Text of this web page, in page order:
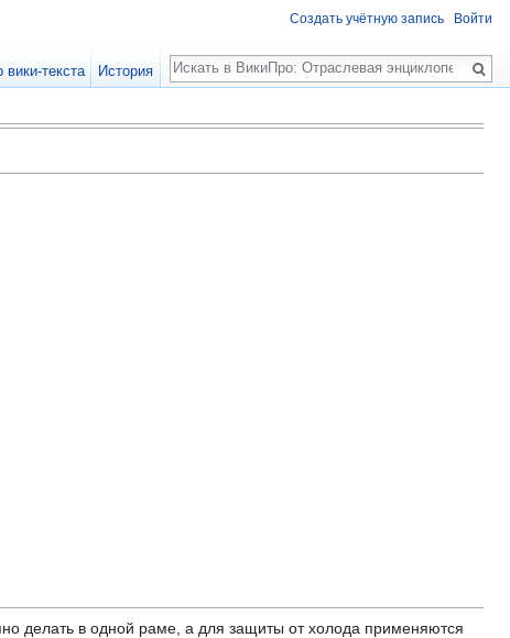
делать в одной раме, а для защиты от холода применяются
Создать учётную запись Войти
вики-текста История
Поиск